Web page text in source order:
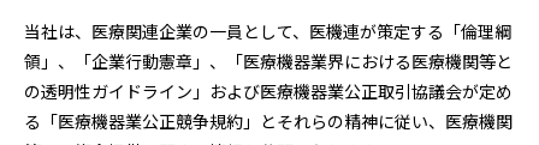
当社は、医療関連企業の一員として、医機連が策定する「倫理綱
領」、「企業行動憲章」、「医療機器業界における医療機関等と
の透明性ガイドライン」および医療機器業公正取引協議会が定め
る「医療機器業公正競争規約」とそれらの精神に従い、医療機関